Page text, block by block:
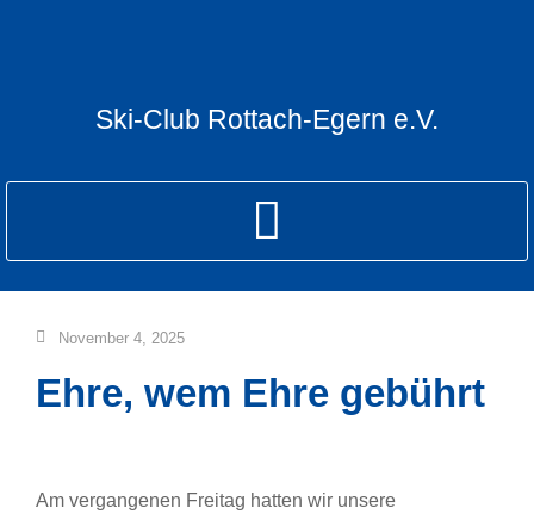
Ski-Club Rottach-Egern e.V.
November 4, 2025
Ehre, wem Ehre gebührt
Am vergangenen Freitag hatten wir unsere